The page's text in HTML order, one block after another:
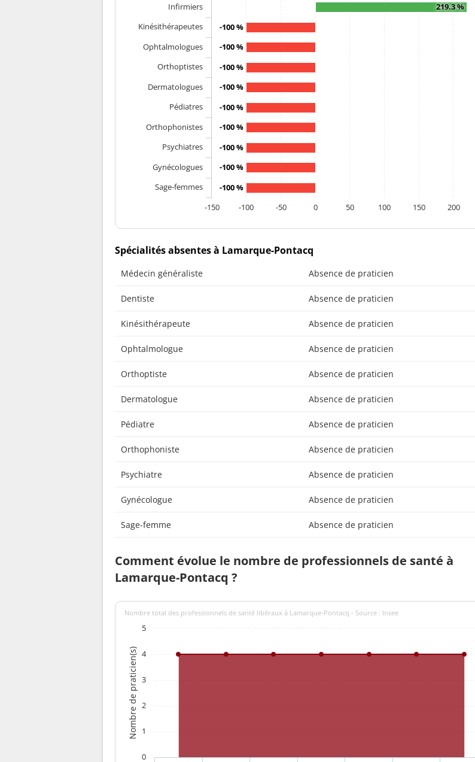
219.3 %
-100 %
-100 %
-100 %
-100 %
-100 %
-100 %
-100 %
-100 %
-100 %
Infirmiers
Kinésithérapeutes
Ophtalmologues
Orthoptistes
Dermatologues
Pédiatres
Orthophonistes
Psychiatres
Gynécologues
Sage-femmes
-150
-100 -50 0 50 100 150 200
Spécialités absentes à Lamarque-Pontacq
Médecin généraliste Absence de praticien
Dentiste Absence de praticien
Kinésithérapeute Absence de praticien
Ophtalmologue Absence de praticien
Orthoptiste Absence de praticien
Dermatologue Absence de praticien
Pédiatre Absence de praticien
Orthophoniste Absence de praticien
Psychiatre Absence de praticien
Gynécologue Absence de praticien
Sage-femme Absence de praticien
Comment évolue le nombre de professionnels de santé à
Lamarque-Pontacq ?
Nombre de praticien(s)
Nombre total des professionnels de santé libéraux à Lamarque-Pontacq - Source : Insee
0
1
2
3
4
5